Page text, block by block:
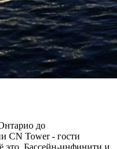
до
CN Tower - гости